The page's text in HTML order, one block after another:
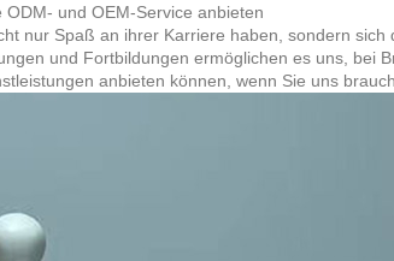
und OEM-Service anbieten
nur Spaß an ihrer Karriere haben, sondern sich
und Fortbildungen ermöglichen es uns, bei
anbieten können, wenn Sie uns